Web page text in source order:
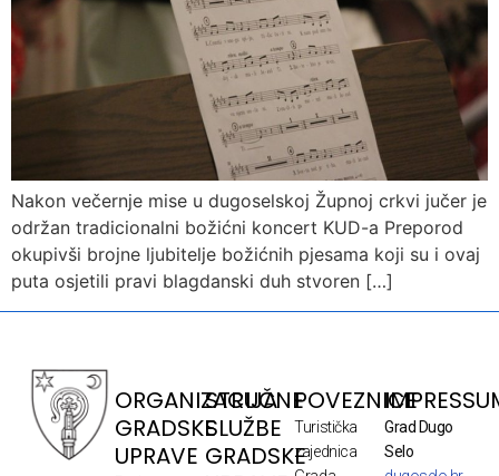
Nakon večernje mise u dugoselskoj Župnoj crkvi jučer je
održan tradicionalni božićni koncert KUD-a Preporod
okupivši brojne ljubitelje božićnih pjesama koji su i ovaj
puta osjetili pravi blagdanski duh stvoren […]
ORGANIZACIJA
GRADSKE
UPRAVE
STRUČNE
SLUŽBE
GRADSKE
POVEZNICE
Turistička
zajednica
Grad Dugo
Selo